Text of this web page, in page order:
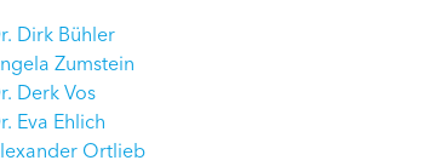
Dirk Bühler
Zumstein
Derk Vos
Eva Ehlich
Ortlieb